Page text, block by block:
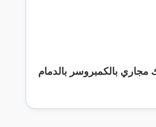
بالكمبروسر بالدمام